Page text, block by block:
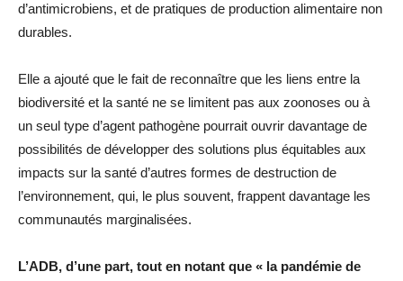
d’antimicrobiens, et de pratiques de production alimentaire non
durables.
Elle a ajouté que le fait de reconnaître que les liens entre la
biodiversité et la santé ne se limitent pas aux zoonoses ou à
un seul type d’agent pathogène pourrait ouvrir davantage de
possibilités de développer des solutions plus équitables aux
impacts sur la santé d’autres formes de destruction de
l’environnement, qui, le plus souvent, frappent davantage les
communautés marginalisées.
L’ADB, d’une part, tout en notant que « la pandémie de